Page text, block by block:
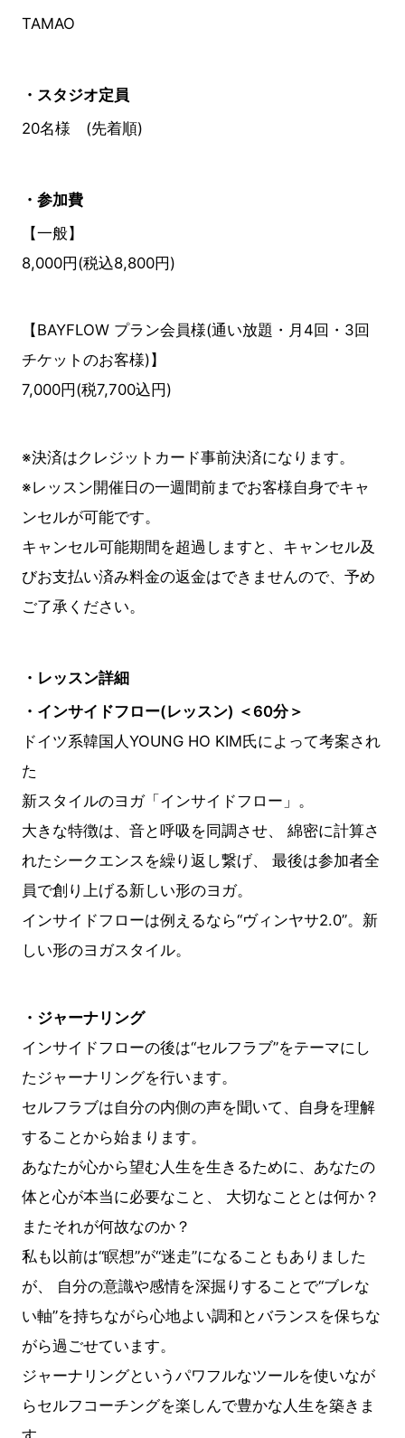
TAMAO
・スタジオ定員
20名様 (先着順)
・参加費
【一般】
8,000円(税込8,800円)
【BAYFLOW プラン会員様(通い放題・月4回・3回
チケットのお客様)】
7,000円(税7,700込円)
※決済はクレジットカード事前決済になります。
※レッスン開催日の一週間前までお客様自身でキャ
ンセルが可能です。
キャンセル可能期間を超過しますと、キャンセル及
びお支払い済み料金の返金はできませんので、予め
ご了承ください。
・レッスン詳細
・インサイドフロー(レッスン) ＜60分＞
ドイツ系韓国人YOUNG HO KIM氏によって考案され
た
新スタイルのヨガ「インサイドフロー」。
大きな特徴は、音と呼吸を同調させ、 綿密に計算さ
れたシークエンスを繰り返し繋げ、 最後は参加者全
員で創り上げる新しい形のヨガ。
インサイドフローは例えるなら“ヴィンヤサ2.0”。新
しい形のヨガスタイル。
・ジャーナリング
インサイドフローの後は“セルフラブ”をテーマにし
たジャーナリングを行います。
セルフラブは自分の内側の声を聞いて、自身を理解
することから始まります。
あなたが心から望む人生を生きるために、あなたの
体と心が本当に必要なこと、 大切なこととは何か？
またそれが何故なのか？
私も以前は“瞑想”が“迷走”になることもありました
が、 自分の意識や感情を深掘りすることで“ブレな
い軸”を持ちながら心地よい調和とバランスを保ちな
がら過ごせています。
ジャーナリングというパワフルなツールを使いなが
らセルフコーチングを楽しんで豊かな人生を築きま